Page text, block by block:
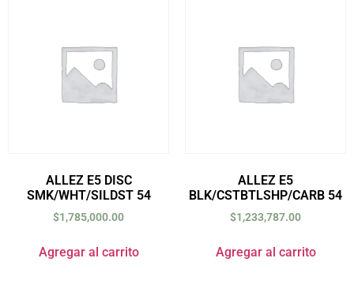
ALLEZ E5 DISC
SMK/WHT/SILDST 54
$1,785,000.00
Agregar al carrito
ALLEZ E5
BLK/CSTBTLSHP/CARB 54
$1,233,787.00
Agregar al carrito